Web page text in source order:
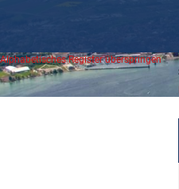
Alphabetisches Register überspringen